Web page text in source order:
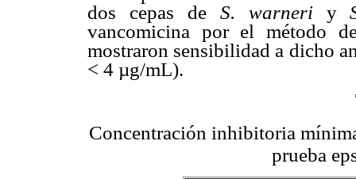
dos cepas de S. warneriy
vancomicina por el método
mostraron sensibilidad a dicho
< 4 µg/mL).
Concentración inhibitoria
prueba